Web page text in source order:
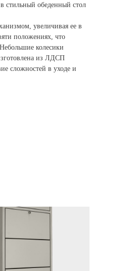
стильный обеденный стол
увеличивая ее в
положениях, что
колесики
из ЛДСП
сложностей в уходе и